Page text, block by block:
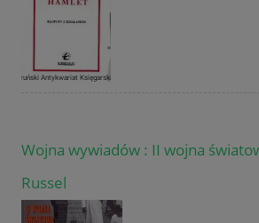
Wojna wywiadów : II wojna
Russel